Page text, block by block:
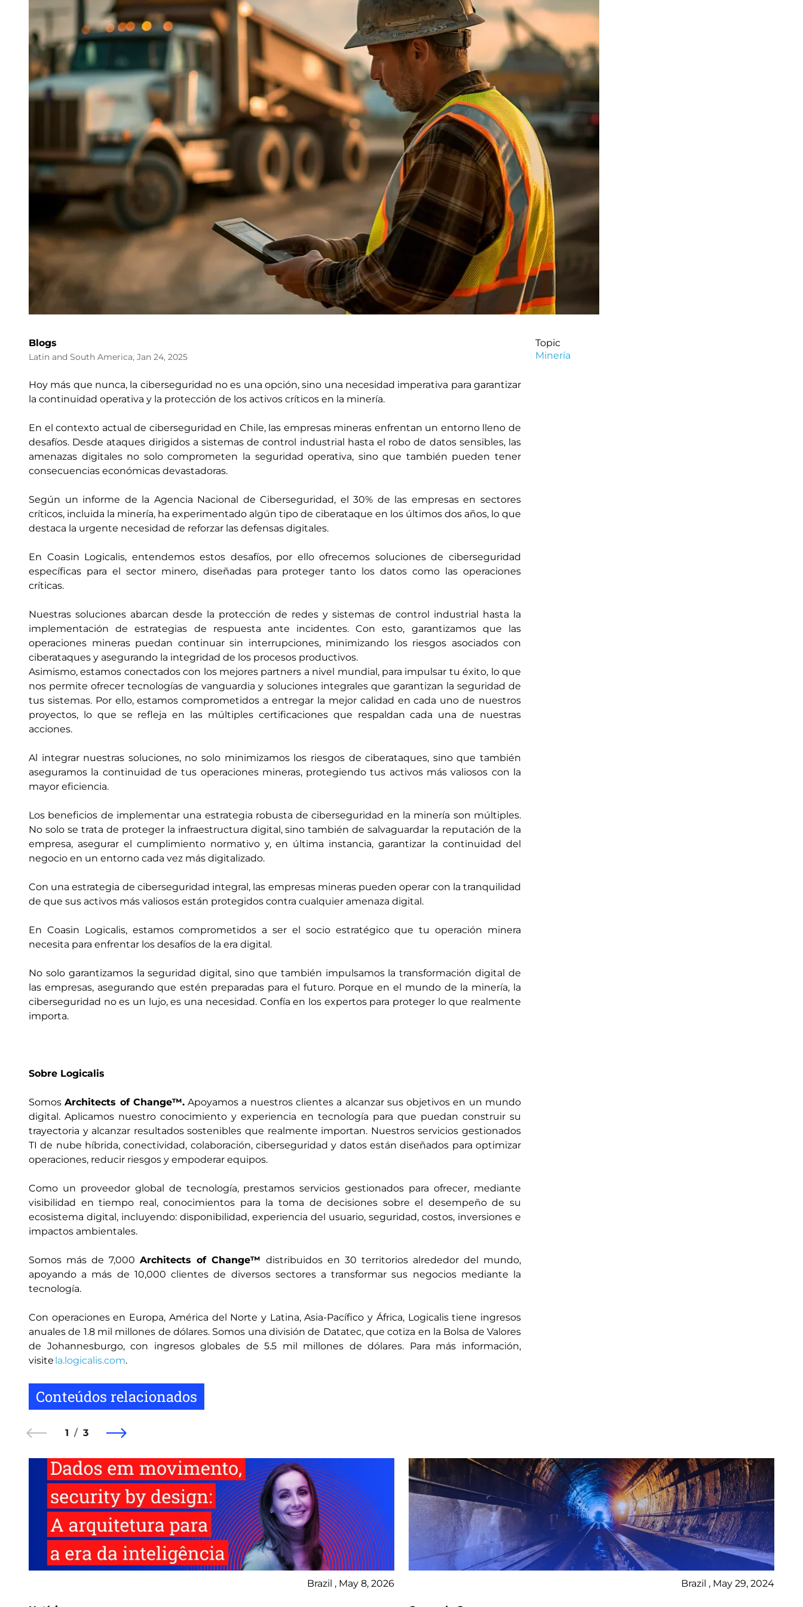
Blogs
Latin and South America, Jan 24, 2025
Hoy más que nunca, la ciberseguridad no es una opción, sino una necesidad imperativa para garantizar
la continuidad operativa y la protección de los activos críticos en la minería.
En el contexto actual de ciberseguridad en Chile, las empresas mineras enfrentan un entorno lleno de
desafíos. Desde ataques dirigidos a sistemas de control industrial hasta el robo de datos sensibles, las
amenazas digitales no solo comprometen la seguridad operativa, sino que también pueden tener
consecuencias económicas devastadoras.
Según un informe de la Agencia Nacional de Ciberseguridad, el 30% de las empresas en sectores
críticos, incluida la minería, ha experimentado algún tipo de ciberataque en los últimos dos años, lo que
destaca la urgente necesidad de reforzar las defensas digitales.
En Coasin Logicalis, entendemos estos desafíos, por ello ofrecemos soluciones de ciberseguridad
específicas para el sector minero, diseñadas para proteger tanto los datos como las operaciones
críticas.
Nuestras soluciones abarcan desde la protección de redes y sistemas de control industrial hasta la
implementación de estrategias de respuesta ante incidentes. Con esto, garantizamos que las
operaciones mineras puedan continuar sin interrupciones, minimizando los riesgos asociados con
ciberataques y asegurando la integridad de los procesos productivos.
Asimismo, estamos conectados con los mejores partners a nivel mundial, para impulsar tu éxito, lo que
nos permite ofrecer tecnologías de vanguardia y soluciones integrales que garantizan la seguridad de
tus sistemas. Por ello, estamos comprometidos a entregar la mejor calidad en cada uno de nuestros
proyectos, lo que se refleja en las múltiples certificaciones que respaldan cada una de nuestras
acciones.
Al integrar nuestras soluciones, no solo minimizamos los riesgos de ciberataques, sino que también
aseguramos la continuidad de tus operaciones mineras, protegiendo tus activos más valiosos con la
mayor eficiencia.
Los beneficios de implementar una estrategia robusta de ciberseguridad en la minería son múltiples.
No solo se trata de proteger la infraestructura digital, sino también de salvaguardar la reputación de la
empresa, asegurar el cumplimiento normativo y, en última instancia, garantizar la continuidad del
negocio en un entorno cada vez más digitalizado.
Con una estrategia de ciberseguridad integral, las empresas mineras pueden operar con la tranquilidad
de que sus activos más valiosos están protegidos contra cualquier amenaza digital.
En Coasin Logicalis, estamos comprometidos a ser el socio estratégico que tu operación minera
necesita para enfrentar los desafíos de la era digital.
No solo garantizamos la seguridad digital, sino que también impulsamos la transformación digital de
las empresas, asegurando que estén preparadas para el futuro. Porque en el mundo de la minería, la
ciberseguridad no es un lujo, es una necesidad. Confía en los expertos para proteger lo que realmente
importa.
Sobre Logicalis
SomosArchitects of Change™.Apoyamos a nuestros clientes a alcanzar sus objetivos en un mundo
digital. Aplicamos nuestro conocimiento y experiencia en tecnología para que puedan construir su
trayectoria y alcanzar resultados sostenibles que realmente importan. Nuestros servicios gestionados
TI de nube híbrida, conectividad, colaboración, ciberseguridad y datos están diseñados para optimizar
operaciones, reducir riesgos y empoderar equipos.
Como un proveedor global de tecnología, prestamos servicios gestionados para ofrecer, mediante
visibilidad en tiempo real, conocimientos para la toma de decisiones sobre el desempeño de su
ecosistema digital, incluyendo: disponibilidad, experiencia del usuario, seguridad, costos, inversiones e
impactos ambientales.
Somos más de 7,000Architects of Change™ distribuidos en 30 territorios alrededor del mundo,
apoyando a más de 10,000 clientes de diversos sectores a transformar sus negocios mediante la
tecnología.
Con operaciones en Europa, América del Norte y Latina, Asia-Pacífico y África, Logicalis tiene ingresos
anuales de 1.8 mil millones de dólares. Somos una división de Datatec, que cotiza en la Bolsa de Valores
de Johannesburgo, con ingresos globales de 5.5 mil millones de dólares. Para más información,
visite la.logicalis.com.
Topic
Minería
Conteúdos relacionados
1 3
Brazil , May 8, 2026 Brazil , May 29, 2024